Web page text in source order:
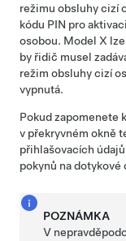
režimu obsluhy cizí
kódu PIN pro
osobou. Model X
by řidič musel
režim obsluhy cizí
vypnutá.
Pokud zapomenete
v překryvném okně
přihlašovacích
pokynů na dotykové
POZNÁMKA
V